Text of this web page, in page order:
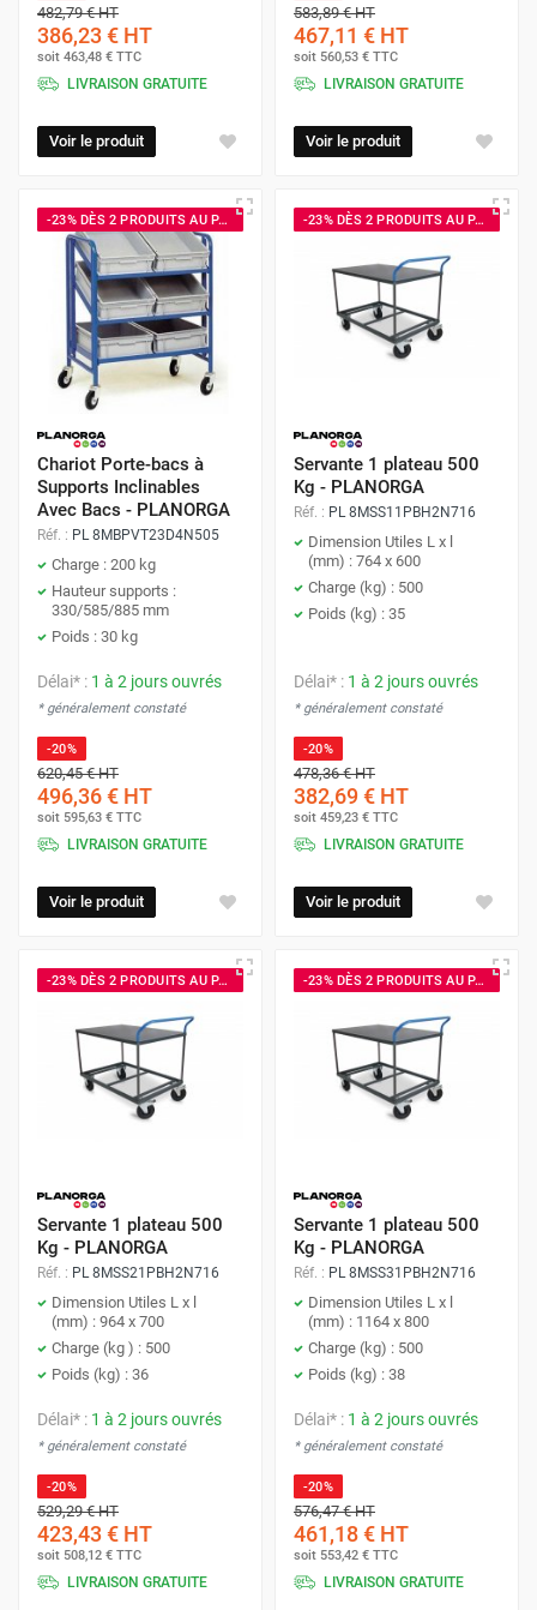
482,79 €HT
386,23 € HT
soit 463,48 € TTC
LIVRAISON GRATUITE
Voir le produit
583,89 €HT
467,11 € HT
soit 560,53 € TTC
LIVRAISON GRATUITE
Voir le produit
-23% DÈS 2 PRODUITS AU PANIER
Chariot Porte-bacs à
Supports Inclinables
Avec Bacs - PLANORGA
Réf. : PL 8MBPVT23D4N505
Charge : 200 kg
Hauteur supports :
330/585/885 mm
Poids : 30 kg
Délai* : 1 à 2 jours ouvrés
* généralement constaté
-20%
620,45 €HT
496,36 € HT
soit 595,63 € TTC
LIVRAISON GRATUITE
Voir le produit
-23% DÈS 2 PRODUITS AU PANIER
Servante 1 plateau 500
Kg - PLANORGA
Réf. : PL 8MSS11PBH2N716
Dimension Utiles L x l
(mm) : 764 x 600
Charge (kg) : 500
Poids (kg) : 35
Délai* : 1 à 2 jours ouvrés
* généralement constaté
-20%
478,36 €HT
382,69 € HT
soit 459,23 € TTC
LIVRAISON GRATUITE
Voir le produit
-23% DÈS 2 PRODUITS AU PANIER
Servante 1 plateau 500
Kg - PLANORGA
Réf. : PL 8MSS21PBH2N716
Dimension Utiles L x l
(mm) : 964 x 700
Charge (kg ) : 500
Poids (kg) : 36
Délai* : 1 à 2 jours ouvrés
* généralement constaté
-20%
529,29 €HT
423,43 € HT
soit 508,12 € TTC
LIVRAISON GRATUITE
-23% DÈS 2 PRODUITS AU PANIER
Servante 1 plateau 500
Kg - PLANORGA
Réf. : PL 8MSS31PBH2N716
Dimension Utiles L x l
(mm) : 1164 x 800
Charge (kg) : 500
Poids (kg) : 38
Délai* : 1 à 2 jours ouvrés
* généralement constaté
-20%
576,47 €HT
461,18 € HT
soit 553,42 € TTC
LIVRAISON GRATUITE